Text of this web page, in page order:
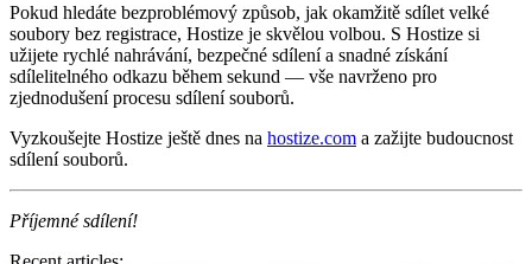
Pokud hledáte bezproblémový způsob, jak okamžitě sdílet velké
soubory bez registrace, Hostize je skvělou volbou. S Hostize si
užijete rychlé nahrávání, bezpečné sdílení a snadné získání
sdílelitelného odkazu během sekund — vše navrženo pro
zjednodušení procesu sdílení souborů.
Vyzkoušejte Hostize ještě dnes na hostize.com a zažijte budoucnost
sdílení souborů.
Příjemné sdílení!